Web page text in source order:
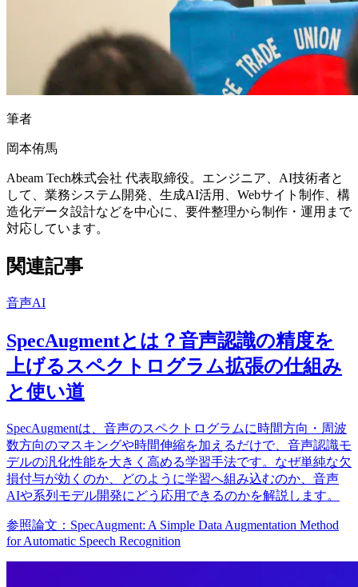
筆者
岡本侑馬
Abeam Tech株式会社 代表取締役。エンジニア、AI技術者と
して、業務システム開発、生成AI活用、Webサイト制作、構
造化データ設計などを中心に、要件整理から制作・運用まで
対応しています。
関連記事
音声AI
SpecAugmentとは？音声認識の精度を
上げるスペクトログラム拡張の仕組み
と使い道
SpecAugmentは、音声のスペクトログラムに時間方向・周波
数方向のマスキングや時間伸縮を加えるだけで、音声認識モ
デルの汎化性能を大きく高める学習手法です。なぜ単純な欠
損付与が効くのか、どのように学習へ組み込むのか、音声
AIや系列モデル開発にどう応用できるのかを解説します。
参照論文：SpecAugment: A Simple Data Augmentation Method
for Automatic Speech Recognition